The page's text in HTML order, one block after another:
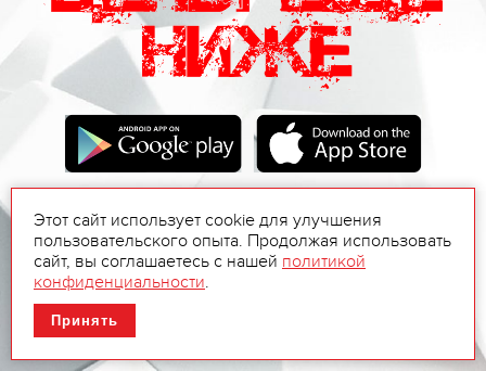
Этот сайт использует cookie для улучшения
пользовательского опыта. Продолжая использовать
сайт, вы соглашаетесь с нашей политикой
конфиденциальности.
Принять